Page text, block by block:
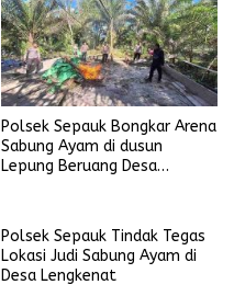
Polsek Sepauk Bongkar Arena
Sabung Ayam di dusun
Lepung Beruang Desa
Polsek Sepauk Tindak Tegas
Lokasi Judi Sabung Ayam di
Desa Lengkenat